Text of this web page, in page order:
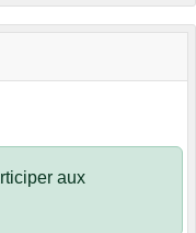
aux